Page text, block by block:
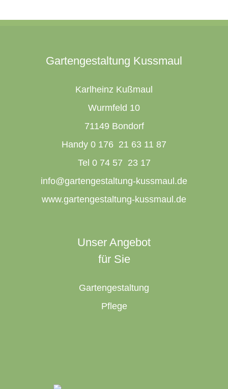
Gartengestaltung Kussmaul
Karlheinz Kußmaul
Wurmfeld 10
71149 Bondorf
Handy 0 176 21 63 11 87
Tel 0 74 57 23 17
info@gartengestaltung-kussmaul.de
www.gartengestaltung-kussmaul.de
Unser Angebot
für Sie
Gartengestaltung
Pflege